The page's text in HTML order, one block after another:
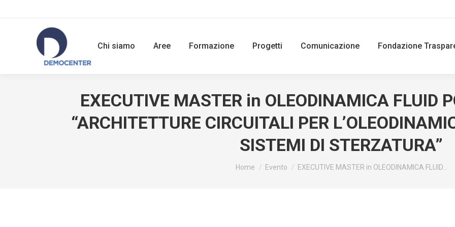
Chi siamo Aree Formazione Progetti Comunicazione Fondazione
EXECUTIVE MASTER in OLEODINAMICA FLUID
“ARCHITETTURE CIRCUITALI PER
SISTEMI DI STERZATURA”
You are here:
Home Evento EXECUTIVE MASTER in OLEODINAMICA FLUID…